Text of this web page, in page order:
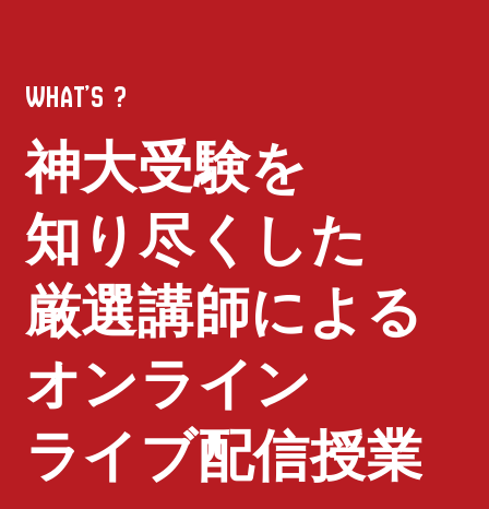
WHAT’S ?
神大受験を
知り尽くした
厳選講師による
オンライン
ライブ配信授業